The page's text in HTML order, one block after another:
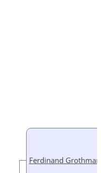
Ferdinand